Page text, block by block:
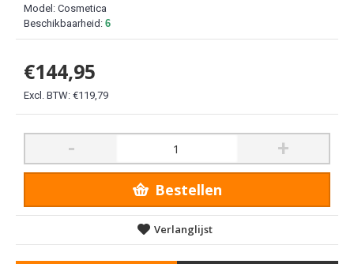
Model: Cosmetica
Beschikbaarheid: 6
€144,95
Excl. BTW: €119,79
- +
Bestellen
Verlanglijst